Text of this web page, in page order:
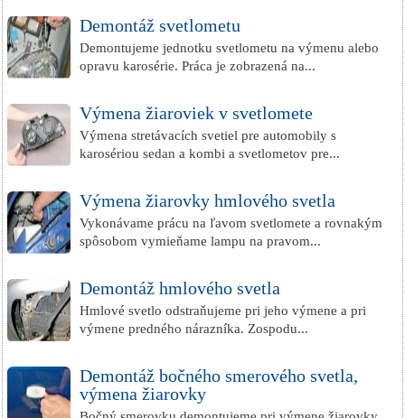
Demontáž svetlometu
Demontujeme jednotku svetlometu na výmenu alebo
opravu karosérie. Práca je zobrazená na...
Výmena žiaroviek v svetlomete
Výmena stretávacích svetiel pre automobily s
karosériou sedan a kombi a svetlometov pre...
Výmena žiarovky hmlového svetla
Vykonávame prácu na ľavom svetlomete a rovnakým
spôsobom vymieňame lampu na pravom...
Demontáž hmlového svetla
Hmlové svetlo odstraňujeme pri jeho výmene a pri
výmene predného nárazníka. Zospodu...
Demontáž bočného smerového svetla,
výmena žiarovky